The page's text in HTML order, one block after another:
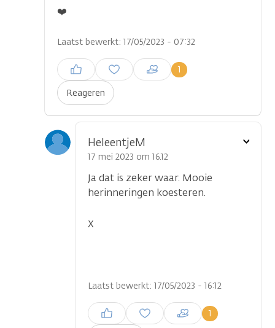
❤️
Laatst bewerkt: 17/05/2023 - 07:32
Reageren
1
Inloggen om een reactie te
plaatsen
HeleentjeM
17 mei 2023 om 16.12
Ja dat is zeker waar. Mooie
herinneringen koesteren.
X
Laatst bewerkt: 17/05/2023 - 16:12
1
Inloggen om een reactie te
plaatsen
Toon